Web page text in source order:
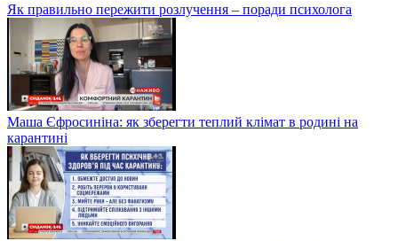
Як правильно пережити розлучення – поради психолога
Маша Єфросиніна: як зберегти теплий клімат в родині на
карантині